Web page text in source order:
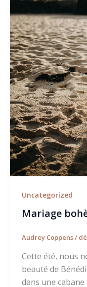
Uncategorized
Mariage
Audrey Coppens/
Cette été, nous
beauté de
dans une cabane